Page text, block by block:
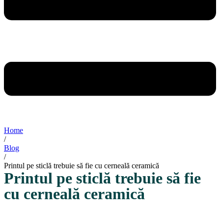
Home
/
Blog
/
Printul pe sticlă trebuie să fie cu cerneală ceramică
Printul pe sticlă trebuie să fie
cu cerneală ceramică